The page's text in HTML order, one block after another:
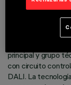
principal y grupo
con circuito
DALI. La